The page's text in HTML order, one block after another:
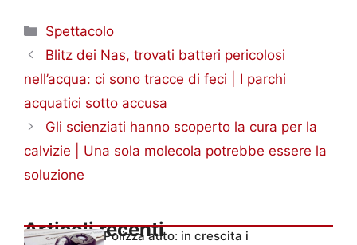
Categorie
Spettacolo
Blitz dei Nas, trovati batteri pericolosi
nell’acqua: ci sono tracce di feci | I parchi
acquatici sotto accusa
Gli scienziati hanno scoperto la cura per la
calvizie | Una sola molecola potrebbe essere la
soluzione
Articoli recentiPolizza auto: in crescita i